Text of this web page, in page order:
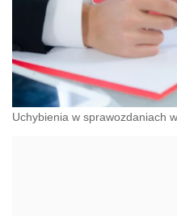
Uchybienia w sprawozdaniach